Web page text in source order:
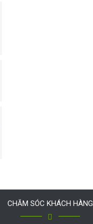
CHĂM SÓC KHÁCH HÀNG